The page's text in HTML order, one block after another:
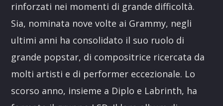
rinforzati nei momenti di grande difficoltà.
Sia, nominata nove volte ai Grammy, negli
ultimi anni ha consolidato il suo ruolo di
grande popstar, di compositrice ricercata da
molti artisti e di performer eccezionale. Lo
scorso anno, insieme a Diplo e Labrinth, ha